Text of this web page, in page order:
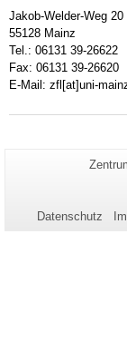
Jakob-Welder-Weg 20
55128 Mainz
Tel.: 06131 39-26622
Fax: 06131 39-26620
E-Mail: zfl[at]uni-
Seiten-
Datenschutz